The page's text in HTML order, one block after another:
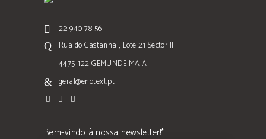
22 940 78 56
Rua do Castanhal, Lote 21 Sector II
4475-122 GEMUNDE MAIA
geral@enotext.pt
Bem-vindo à nossa newsletter!*